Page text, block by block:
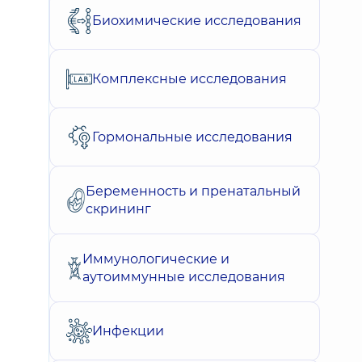
Биохимические исследования
Комплексные исследования
Гормональные исследования
Беременность и пренатальный
скрининг
Иммунологические и
аутоиммунные исследования
Инфекции